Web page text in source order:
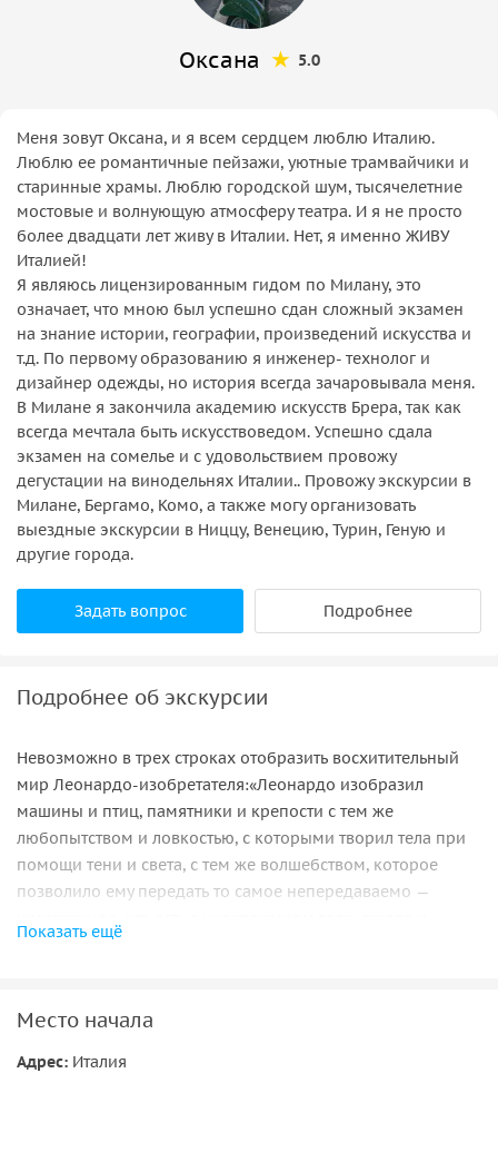
Оксана 5.0
Меня зовут Оксана, и я всем сердцем люблю Италию.
Люблю ее романтичные пейзажи, уютные трамвайчики и
старинные храмы. Люблю городской шум, тысячелетние
мостовые и волнующую атмосферу театра. И я не просто
более двадцати лет живу в Италии. Нет, я именно ЖИВУ
Италией!
Я являюсь лицензированным гидом по Милану, это
означает, что мною был успешно сдан сложный экзамен
на знание истории, географии, произведений искусства и
т.д. По первому образованию я инженер- технолог и
дизайнер одежды, но история всегда зачаровывала меня.
В Милане я закончила академию искусств Брера, так как
всегда мечтала быть искусствоведом. Успешно сдала
экзамен на сомелье и с удовольствием провожу
дегустации на винодельнях Италии.. Провожу экскурсии в
Милане, Бергамо, Комо, а также могу организовать
выездные экскурсии в Ниццу, Венецию, Турин, Геную и
другие города.
Задать вопрос Подробнее
Подробнее об экскурсии
Невозможно в трех строках отобразить восхитительный
мир Леонардо-изобретателя:«Леонардо изобразил
машины и птиц, памятники и крепости с тем же
любопытством и ловкостью, с которыми творил тела при
помощи тени и света, с тем же волшебством, которое
позволило ему передать то самое непередаваемо —
герцога Франциска Сфорца. С мая по октябрь 1498 г., по
Винчи и его помощники исполнили роспись в зале Делле
Показать ещё
Место начала
Адрес: Италия